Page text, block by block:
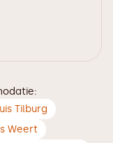
Tilburg
Weert